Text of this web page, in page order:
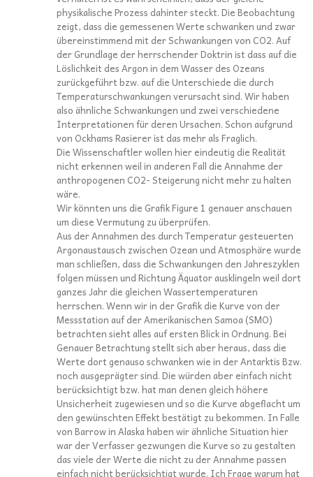
physikalische Prozess dahinter steckt. Die Beobachtung
zeigt, dass die gemessenen Werte schwanken und zwar
übereinstimmend mit der Schwankungen von CO2. Auf
der Grundlage der herrschender Doktrin ist dass auf die
Löslichkeit des Argon in dem Wasser des Ozeans
zurückgeführt bzw. auf die Unterschiede die durch
Temperaturschwankungen verursacht sind. Wir haben
also ähnliche Schwankungen und zwei verschiedene
Interpretationen für deren Ursachen. Schon aufgrund
von Ockhams Rasierer ist das mehr als Fraglich.
Die Wissenschaftler wollen hier eindeutig die Realität
nicht erkennen weil in anderen Fall die Annahme der
anthropogenen CO2- Steigerung nicht mehr zu halten
wäre.
Wir könnten uns die Grafik Figure 1 genauer anschauen
um diese Vermutung zu überprüfen.
Aus der Annahmen des durch Temperatur gesteuerten
Argonaustausch zwischen Ozean und Atmosphäre wurde
man schließen, dass die Schwankungen den Jahreszyklen
folgen müssen und Richtung Äquator ausklingeln weil dort
ganzes Jahr die gleichen Wassertemperaturen
herrschen. Wenn wir in der Grafik die Kurve von der
Messstation auf der Amerikanischen Samoa (SMO)
betrachten sieht alles auf ersten Blick in Ordnung. Bei
Genauer Betrachtung stellt sich aber heraus, dass die
Werte dort genauso schwanken wie in der Antarktis Bzw.
noch ausgeprägter sind. Die würden aber einfach nicht
berücksichtigt bzw. hat man denen gleich höhere
Unsicherheit zugewiesen und so die Kurve abgeflacht um
den gewünschten Effekt bestätigt zu bekommen. In Falle
von Barrow in Alaska haben wir ähnliche Situation hier
war der Verfasser gezwungen die Kurve so zu gestalten
das viele der Werte die nicht zu der Annahme passen
einfach nicht berücksichtigt wurde. Ich Frage warum hat